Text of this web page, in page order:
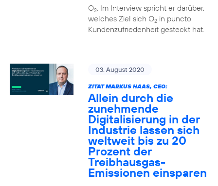
O2. Im Interview spricht er darüber,
welches Ziel sich O2in puncto
Kundenzufriedenheit gesteckt hat.
03. August 2020
ZITAT MARKUS HAAS, CEO:
Allein durch die
zunehmende
Digitalisierung in der
Industrie lassen sich
weltweit bis zu 20
Prozent der
Treibhausgas-
Emissionen einsparen